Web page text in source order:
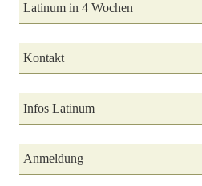
Latinum in 4 Wochen
Kontakt
Infos Latinum
Anmeldung